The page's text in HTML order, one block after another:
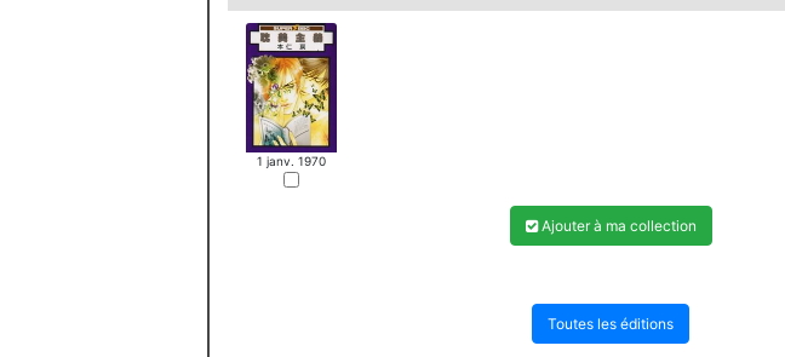
1 janv. 1970
Ajouter à ma collection
Toutes les éditions